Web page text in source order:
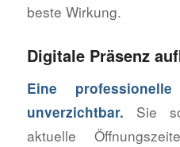
beste Wirkung.
Digitale Präsenz
Eine
unverzichtbar. Sie
aktuelle